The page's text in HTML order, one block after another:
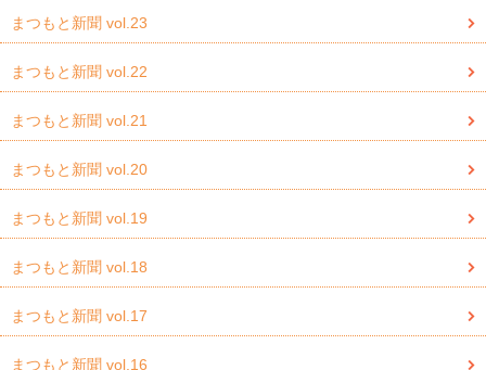
まつもと新聞 vol.23
まつもと新聞 vol.22
まつもと新聞 vol.21
まつもと新聞 vol.20
まつもと新聞 vol.19
まつもと新聞 vol.18
まつもと新聞 vol.17
まつもと新聞 vol.16